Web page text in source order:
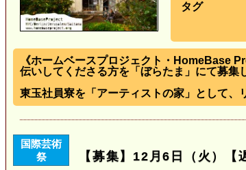
タグ
《ホームベースプロジェクト・HomeBase
伝いしてくださる方を「ぼらたま」にて募集
東玉社員寮を「アーティストの家」として
国際芸術
祭
【募集】12月6日（火）